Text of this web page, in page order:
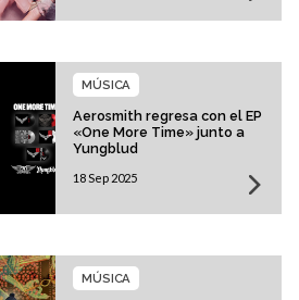
Aerosmith regresa con el EP
«One More Time» junto a
Yungblud
MÚSICA
18 Sep 2025
MÚSICA